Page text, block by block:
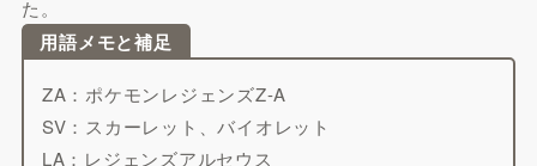
た。
用語メモと補足
ZA：ポケモンレジェンズZ-A
SV：スカーレット、バイオレット
LA：レジェンズアルセウス